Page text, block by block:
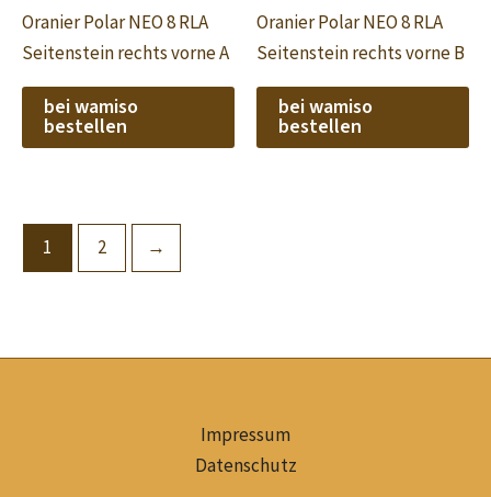
Oranier Polar NEO 8 RLA
Seitenstein rechts vorne A
bei wamiso
bestellen
Oranier Polar NEO 8 RLA
Seitenstein rechts vorne B
bei wamiso
bestellen
1 2 →
Impressum
Datenschutz